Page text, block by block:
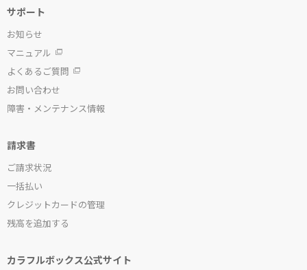
サポート
お知らせ
マニュアル
よくあるご質問
お問い合わせ
障害・メンテナンス情報
請求書
ご請求状況
一括払い
クレジットカードの管理
残高を追加する
カラフルボックス公式サイト